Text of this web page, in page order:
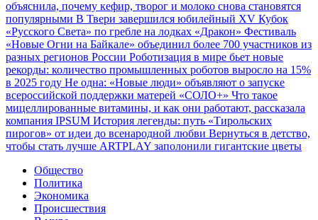
объяснила, почему кефир, творог и молоко снова становятся
популярными В Твери завершился юбилейный XV Кубок
«Русского Света» по гребле на лодках «Дракон» Фестиваль
«Новые Огни на Байкале» объединил более 700 участников из
разных регионов России Роботизация в мире бьет новые
рекорды: количество промышленных роботов выросло на 15%
в 2025 году Не одна: «Новые люди» объявляют о запуске
всероссийской поддержки матерей «СОЛО+» Что такое
мицеллированные витамины, и как они работают, рассказала
компания IPSUM История легенды: путь «Тирольских
пирогов» от идеи до всенародной любви Вернуться в детство,
чтобы стать лучше ARTPLAY заполонили гигантские цветы
Общество
Политика
Экономика
Происшествия